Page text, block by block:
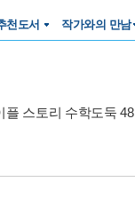
천도서 작가와의 만남
플 스토리 수학도둑 48